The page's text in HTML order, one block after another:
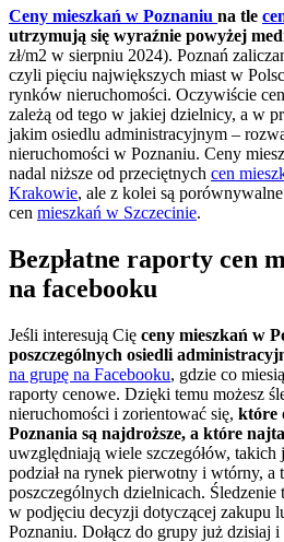
Ceny mieszkań w Poznaniu na tle
utrzymują się wyraźnie powyżej
zł/m2 w sierpniu 2024). Poznań
czyli pięciu największych miast w
rynków nieruchomości. Oczywiście
zależą od tego w jakiej dzielnicy, a w
jakim osiedlu administracyjnym –
nieruchomości w Poznaniu. Ceny
nadal niższe od przeciętnych cen
Krakowie, ale z kolei są
cen mieszkań w Szczecinie.
Bezpłatne raporty cen
na facebooku
Jeśli interesują Cię ceny mieszkań w
poszczególnych osiedli
na grupę na Facebooku, gdzie co
raporty cenowe. Dzięki temu możesz
nieruchomości i zorientować się, które
Poznania są najdroższe, a które
uwzględniają wiele szczegółów,
podział na rynek pierwotny i wtórny, a
poszczególnych dzielnicach.
w podjęciu decyzji dotyczącej zakupu
Poznaniu. Dołącz do grupy już dzisiaj i